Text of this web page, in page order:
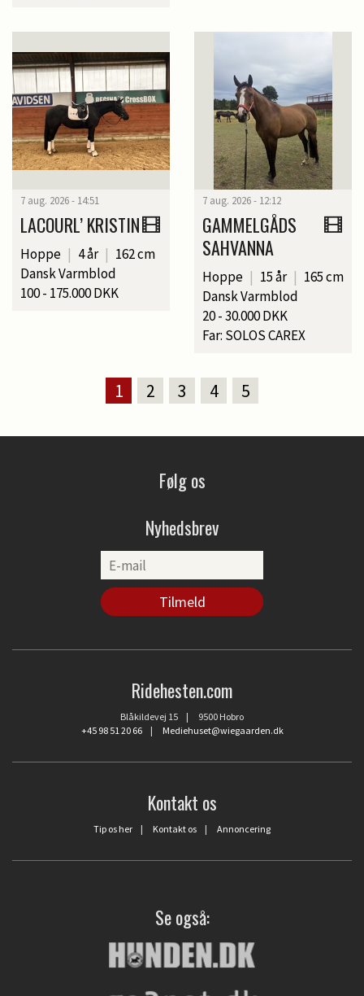
7 aug. 2026 - 14:51
LACOURL’ KRISTIN
Hoppe | 4 år | 162 cm
Dansk Varmblod
100 - 175.000 DKK
7 aug. 2026 - 12:12
GAMMELGÅDS
SAHVANNA
Hoppe | 15 år | 165 cm
Dansk Varmblod
20 - 30.000 DKK
Far: SOLOS CAREX
1 2 3 4 5
Følg os
Nyhedsbrev
Ridehesten.com
Blåkildevej 15 | 9500 Hobro
+45 98 51 20 66| Mediehuset@wiegaarden.dk
Kontakt os
Tip os her | Kontakt os | Annoncering
Se også: